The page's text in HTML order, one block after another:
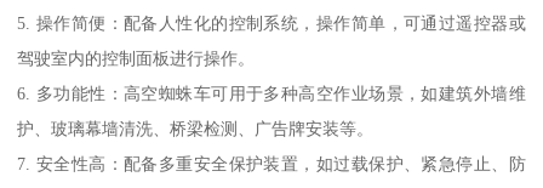
5. 操作简便：配备人性化的控制系统，操作简单，可通过遥控器或
驾驶室内的控制面板进行操作。
6. 多功能性：高空蜘蛛车可用于多种高空作业场景，如建筑外墙维
护、玻璃幕墙清洗、桥梁检测、广告牌安装等。
7. 安全性高：配备多重安全保护装置，如过载保护、紧急停止、防